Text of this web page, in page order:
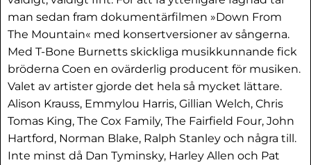
man sedan fram dokumentärfilmen »Down From
The Mountain« med konsertversioner av sångerna.
Med T-Bone Burnetts skickliga musikkunnande fick
bröderna Coen en ovärderlig producent för musiken.
Valet av artister gjorde det hela så mycket lättare.
Alison Krauss, Emmylou Harris, Gillian Welch, Chris
Tomas King, The Cox Family, The Fairfield Four, John
Hartford, Norman Blake, Ralph Stanley och några till.
Inte minst då Dan Tyminsky, Harley Allen och Pat